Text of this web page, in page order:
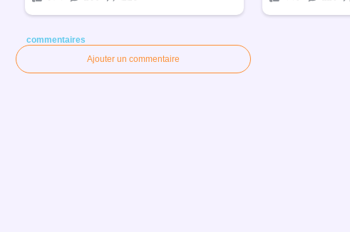
commentaires
Ajouter un commentaire